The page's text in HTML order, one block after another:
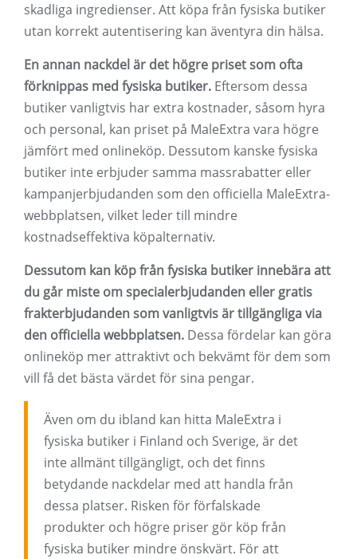
skadliga ingredienser. Att köpa från fysiska butiker
utan korrekt autentisering kan äventyra din hälsa.
En annan nackdel är det högre priset som ofta
förknippas med fysiska butiker. Eftersom dessa
butiker vanligtvis har extra kostnader, såsom hyra
och personal, kan priset på MaleExtra vara högre
jämfört med onlineköp. Dessutom kanske fysiska
butiker inte erbjuder samma massrabatter eller
kampanjerbjudanden som den officiella MaleExtra-
webbplatsen, vilket leder till mindre
kostnadseffektiva köpalternativ.
Dessutom kan köp från fysiska butiker innebära att
du går miste om specialerbjudanden eller gratis
frakterbjudanden som vanligtvis är tillgängliga via
den officiella webbplatsen. Dessa fördelar kan göra
onlineköp mer attraktivt och bekvämt för dem som
vill få det bästa värdet för sina pengar.
Även om du ibland kan hitta MaleExtra i
fysiska butiker i Finland och Sverige, är det
inte allmänt tillgängligt, och det finns
betydande nackdelar med att handla från
dessa platser. Risken för förfalskade
produkter och högre priser gör köp från
fysiska butiker mindre önskvärt. För att